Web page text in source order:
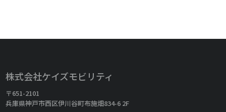
株式会社ケイズモビリティ
〒651-2101
兵庫県神戸市西区伊川谷町布施畑834-6 2F